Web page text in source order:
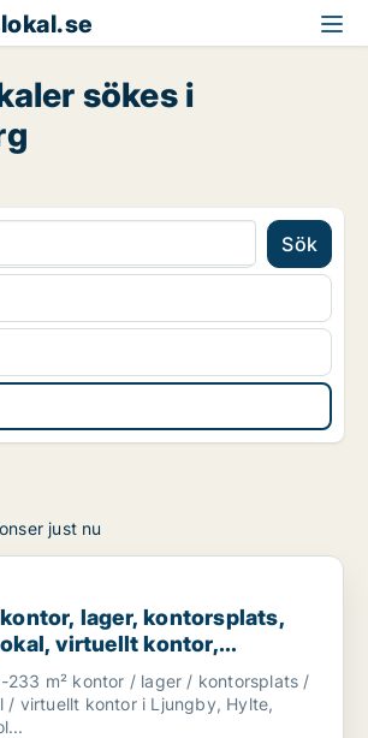
sökes i
Sök
just nu
lager, kontorsplats, restauranglokal,
lager, kontorsplats,
virtuellt kontor,
eller garage för uthyrning i
eller Halmstad m.fl.
233 m² kontor / lager / kontorsplats /
/ virtuellt kontor i Ljungby, Hylte,